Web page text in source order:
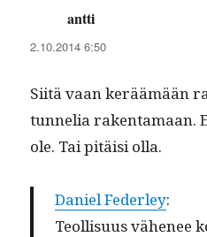
antti
2.10.2014 6:50
Siitä vaan keräämään
tun­nelia rak­en­ta­maan.
ole. Tai pitäisi olla.
Daniel Fed­er­ley:
Teol­lisu­us vähe­nee